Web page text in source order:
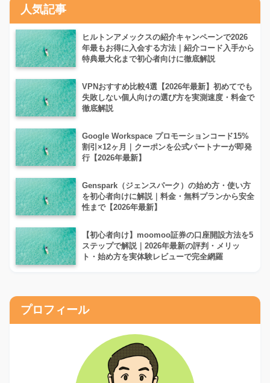
人気記事
ヒルトンアメックスの紹介キャンペーンで2026
年最もお得に入会する方法｜紹介コード入手から
特典最大化まで初心者向けに徹底解説
VPNおすすめ比較4選【2026年最新】初めてでも
失敗しない個人向けの選び方を実測速度・料金で
徹底解説
Google Workspace プロモーションコード15%
割引×12ヶ月｜クーポンを公式パートナーが即発
行【2026年最新】
Genspark（ジェンスパーク）の始め方・使い方
を初心者向けに解説｜料金・無料プランから安全
性まで【2026年最新】
【初心者向け】moomoo証券の口座開設方法を5
ステップで解説｜2026年最新の評判・メリッ
ト・始め方を実体験レビューで完全網羅
プロフィール